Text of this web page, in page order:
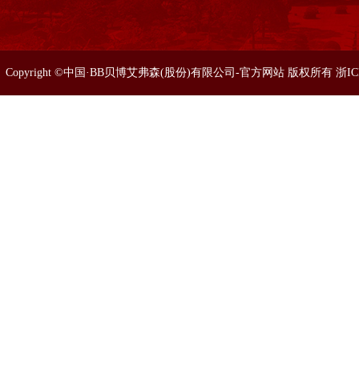
Copyright ©中国·BB贝博艾弗森(股份)有限公司-官方网站 版权所有 浙